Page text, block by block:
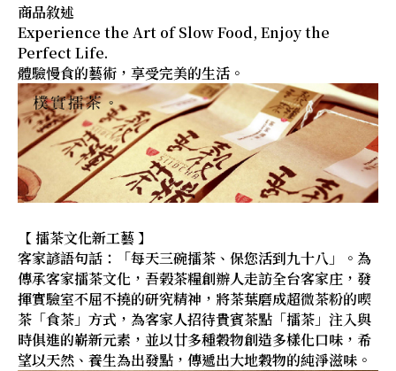
商品敘述
Experience the Art of Slow Food, Enjoy the
Perfect Life.
體驗慢食的藝術，享受完美的生活。
【 擂茶文化新工藝 】
客家諺語句話：「每天三碗擂茶、保您活到九十八」。為
傳承客家擂茶文化，吾榖茶糧創辦人走訪全台客家庄，發
揮實驗室不屈不撓的研究精神，將茶葉磨成超微茶粉的喫
茶「食茶」方式，為客家人招待貴賓茶點「擂茶」注入與
時俱進的嶄新元素，並以廿多種穀物創造多樣化口味，希
望以天然、養生為出發點，傳遞出大地穀物的純淨滋味。